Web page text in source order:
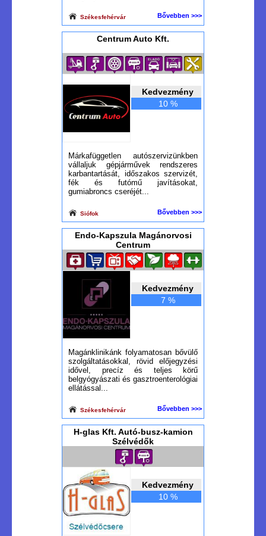
Székesfehérvár Bővebben >>>
Centrum Auto Kft.
Kedvezmény
10 %
Márkafüggetlen autószervizünkben
vállaljuk gépjárművek rendszeres
karbantartását, időszakos szervizét,
fék és futómű javításokat,
gumiabroncs cseréjét...
Siófok Bővebben >>>
Endo-Kapszula Magánorvosi
Centrum
Kedvezmény
7 %
Magánklinikánk folyamatosan bővülő
szolgáltatásokkal, rövid előjegyzési
idővel, precíz és teljes körű
belgyógyászati és gasztroenterológiai
ellátással...
Székesfehérvár Bővebben >>>
H-glas Kft. Autó-busz-kamion
Szélvédők
Kedvezmény
10 %